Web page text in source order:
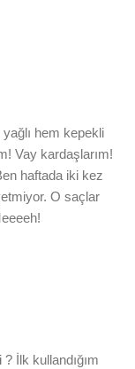
hem kepekli
Vay kardaşlarım!
haftada iki kez
O saçlar
İlk kullandığım